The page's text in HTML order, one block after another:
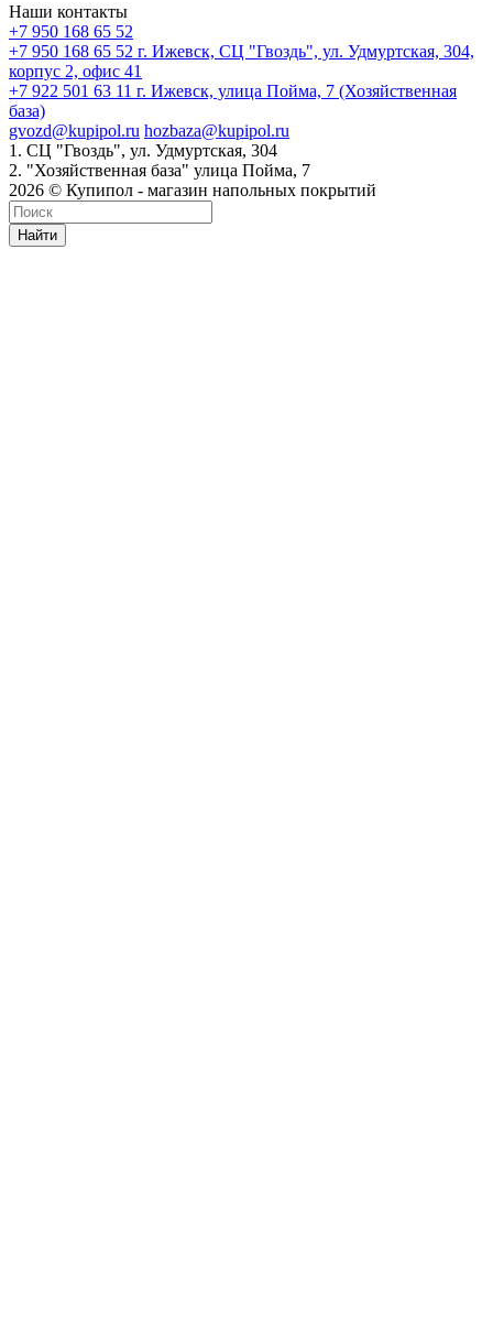
Наши контакты
+7 950 168 65 52
+7 950 168 65 52 г. Ижевск, СЦ "Гвоздь", ул. Удмуртская, 304,
корпус 2, офис 41
+7 922 501 63 11 г. Ижевск, улица Пойма, 7 (Хозяйственная
база)
gvozd@kupipol.ru hozbaza@kupipol.ru
1. СЦ "Гвоздь", ул. Удмуртская, 304
2. "Хозяйственная база" улица Пойма, 7
2026 © Купипол - магазин напольных покрытий
Найти